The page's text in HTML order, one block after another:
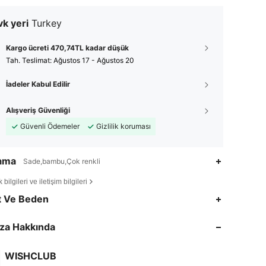
yeri Turkey
Kargo ücreti 470,74TL kadar düşük
Tah. Teslimat: Ağustos 17 - Ağustos 20
İadeler Kabul Edilir
Alışveriş Güvenliği
Güvenli Ödemeler
Gizlilik koruması
Sade,bambu,Çok renkli
bilgileri ve iletişim bilgileri
Ve Beden
Hakkında
WISHCLUB
4,80
4,80
4,80